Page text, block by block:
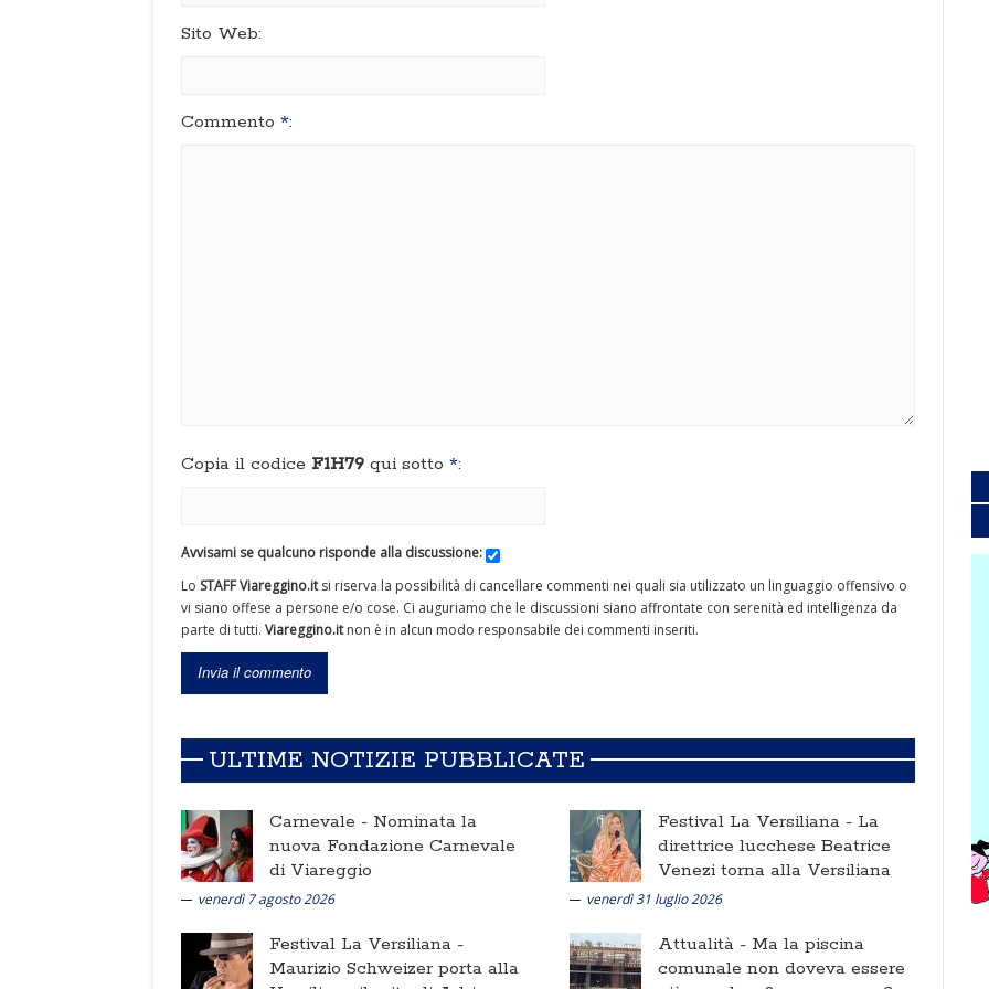
Sito Web:
Commento *:
Copia il codice F1H79 qui sotto *:
Avvisami se qualcuno risponde alla discussione:
Lo STAFF Viareggino.itsi riserva la possibilità di cancellare commenti nei quali sia utilizzato un linguaggio offensivo o
vi siano offese a persone e/o cose. Ci auguriamo che le discussioni siano affrontate con serenità ed intelligenza da
parte di tutti. Viareggino.itnon è in alcun modo responsabile dei commenti inseriti.
ULTIME NOTIZIE PUBBLICATE
Carnevale - Nominata la
nuova Fondazione Carnevale
di Viareggio
venerdì 7 agosto 2026
Festival La Versiliana - La
direttrice lucchese Beatrice
Venezi torna alla Versiliana
venerdì 31 luglio 2026
Festival La Versiliana -
Maurizio Schweizer porta alla
Attualità - Ma la piscina
comunale non doveva essere